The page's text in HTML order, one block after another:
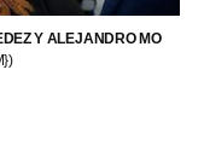
Y ALEJANDRO MO